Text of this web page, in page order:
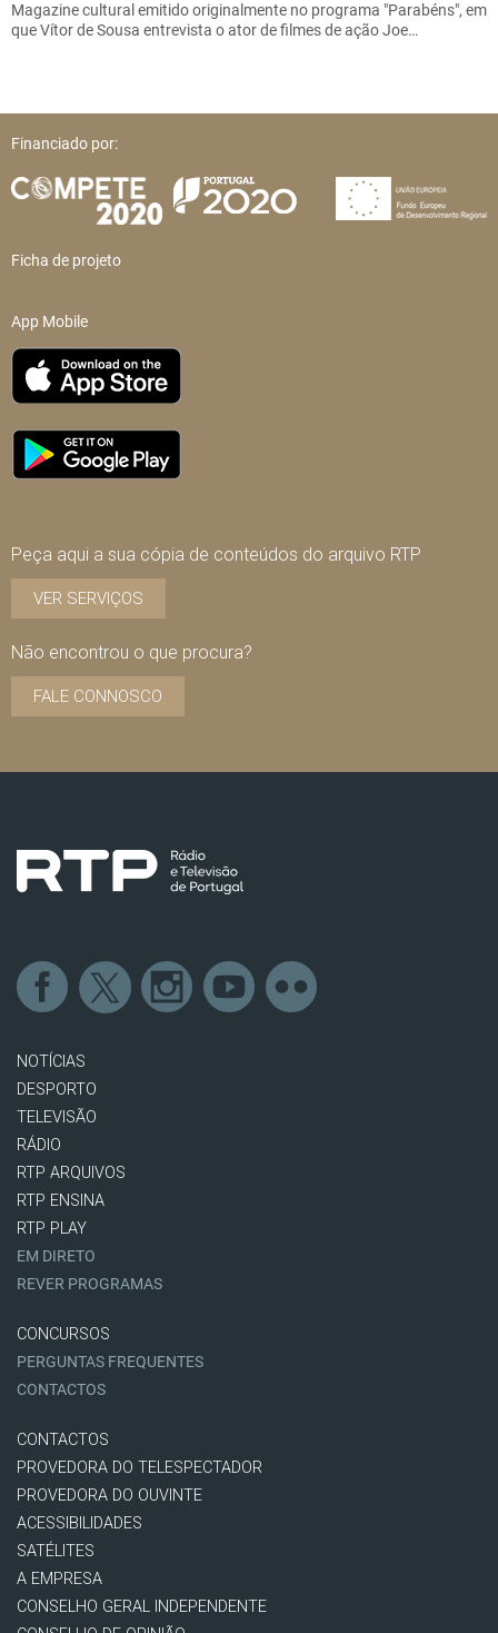
Magazine cultural emitido originalmente no programa "Parabéns", em
que Vítor de Sousa entrevista o ator de filmes de ação Joe…
Financiado por:
Ficha de projeto
App Mobile
Peça aqui a sua cópia de conteúdos do arquivo RTP
VER SERVIÇOS
Não encontrou o que procura?
FALE CONNOSCO
NOTÍCIAS
DESPORTO
TELEVISÃO
RÁDIO
RTP ARQUIVOS
RTP ENSINA
RTP PLAY
EM DIRETO
REVER PROGRAMAS
CONCURSOS
PERGUNTAS FREQUENTES
CONTACTOS
CONTACTOS
PROVEDORA DO TELESPECTADOR
PROVEDORA DO OUVINTE
ACESSIBILIDADES
SATÉLITES
A EMPRESA
CONSELHO GERAL INDEPENDENTE